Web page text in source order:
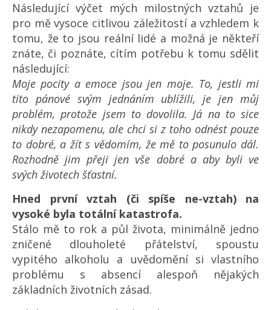
Následující výčet mých milostných vztahů je
pro mě vysoce citlivou záležitostí a vzhledem k
tomu, že to jsou reální lidé a možná je někteří
znáte, či poznáte, cítím potřebu k tomu sdělit
následující:
Moje pocity a emoce jsou jen moje. To, jestli mi
tito pánové svým jednáním ublížili, je jen můj
problém, protože jsem to dovolila. Já na to sice
nikdy nezapomenu, ale chci si z toho odnést pouze
to dobré, a žít s vědomím, že mě to posunulo dál.
Rozhodně jim přeji jen vše dobré a aby byli ve
svých životech šťastní.
Hned první vztah (či spíše ne-vztah) na
vysoké byla totální katastrofa.
Stálo mě to rok a půl života, minimálně jedno
zničené dlouholeté přátelství, spoustu
vypitého alkoholu a uvědomění si vlastního
problému s absencí alespoň nějakých
základních životních zásad.